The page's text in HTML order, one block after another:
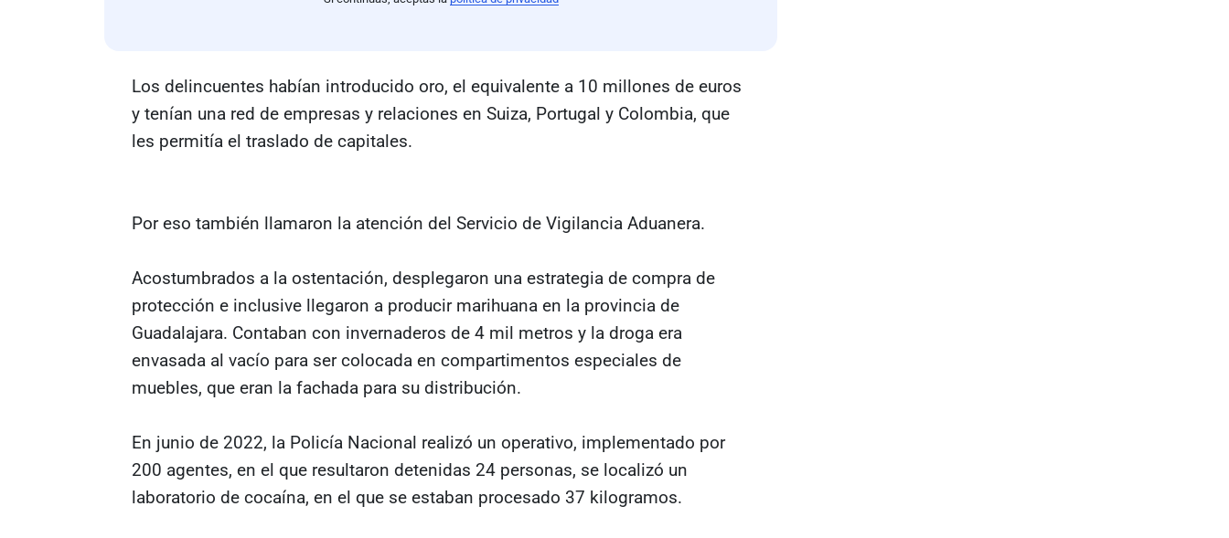
Los delincuentes habían introducido oro, el equivalente a 10 millones de euros
y tenían una red de empresas y relaciones en Suiza, Portugal y Colombia, que
les permitía el traslado de capitales.
Por eso también llamaron la atención del Servicio de Vigilancia Aduanera.
Acostumbrados a la ostentación, desplegaron una estrategia de compra de
protección e inclusive llegaron a producir marihuana en la provincia de
Guadalajara. Contaban con invernaderos de 4 mil metros y la droga era
envasada al vacío para ser colocada en compartimentos especiales de
muebles, que eran la fachada para su distribución.
En junio de 2022, la Policía Nacional realizó un operativo, implementado por
200 agentes, en el que resultaron detenidas 24 personas, se localizó un
laboratorio de cocaína, en el que se estaban procesado 37 kilogramos.